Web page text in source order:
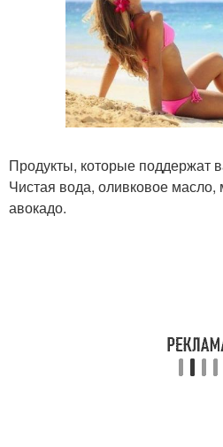
Продукты, которые поддержат
Чистая вода, оливковое
авокадо.